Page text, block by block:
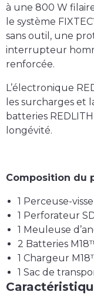
à une 800 W
le système
sans outil, une
interrupteur
renforcée.
L’électronique
les surcharges et
batteries
longévité.
Composition du
1 Perceuse-
1 Perforateur
1 Meuleuse
2 Batteries
1 Chargeur
1 Sac de